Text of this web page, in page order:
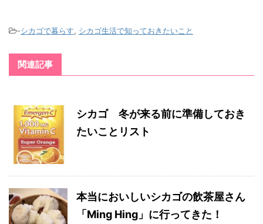
-シカゴで暮らす, シカゴ生活で知っておきたいこと
関連記事
シカゴ 冬が来る前に準備しておき
たいことリスト
本当においしいシカゴの飲茶屋さん
「Ming Hing」に行ってきた！